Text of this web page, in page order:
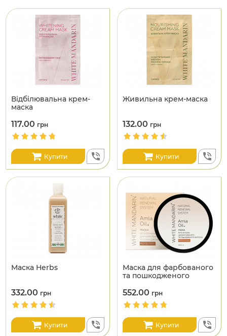
Відбілювальна крем-
маска
117.00 грн
Купити
Живильна крем-маска
132.00 грн
Купити
Маска Herbs
332.00 грн
Купити
Маска для фарбованого
та пошкодженого
552.00 грн
Купити